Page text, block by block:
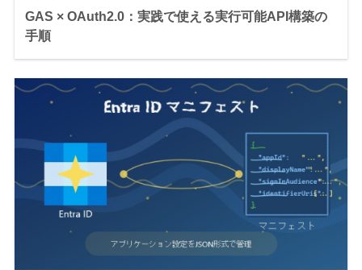
GAS × OAuth2.0：実践で使える実行可能API構築の
手順